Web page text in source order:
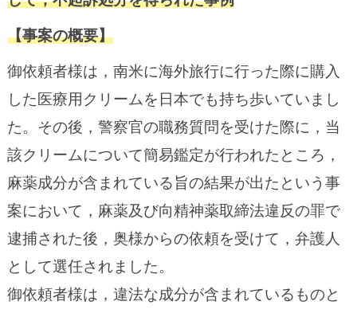
【事案の概要】
御依頼者様は，南米に海外旅行に行った際に購入
した医療用クリームを日本でも持ち歩いていまし
た。その後，警察官の職務質問を受けた際に，当
該クリームについて簡易鑑定が行われたところ，
麻薬成分が含まれている旨の結果が出たという事
案において，麻薬及び向精神薬取締法違反の罪で
逮捕された後，奥様からの依頼を受けて，弁護人
として選任されました。
御依頼者様は，違法な成分が含まれているものと